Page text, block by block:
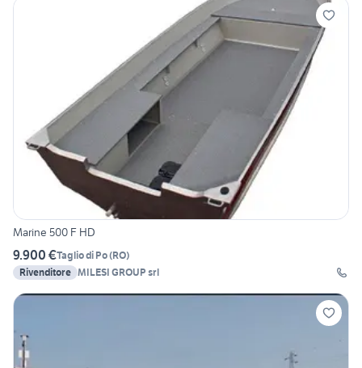
Marine 500 F HD
9.900 €Taglio di Po(RO)
Rivenditore MILESI GROUP srl